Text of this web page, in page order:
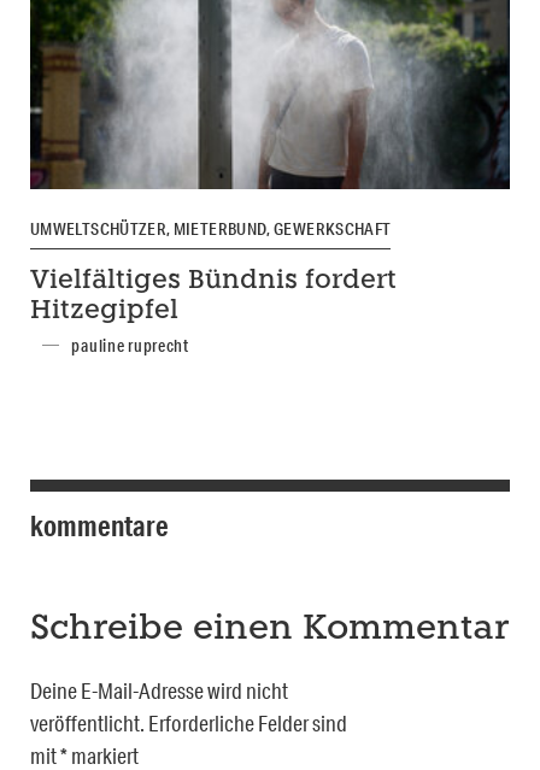
UMWELTSCHÜTZER, MIETERBUND, GEWERKSCHAFT
Vielfältiges Bündnis fordert
Hitzegipfel
pauline ruprecht
kommentare
Schreibe einen Kommentar
Deine E-Mail-Adresse wird nicht
veröffentlicht. Erforderliche Felder sind
mit*markiert